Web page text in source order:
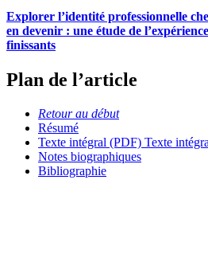
Explorer l’identité professionnelle
en devenir : une étude de
finissants
Plan de l’article
Retour au début
Résumé
Texte intégral (PDF) Texte
Notes biographiques
Bibliographie